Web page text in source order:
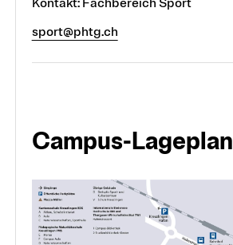
Kontakt: Fachbereich Sport
sport@phtg.ch
Campus-Lageplan